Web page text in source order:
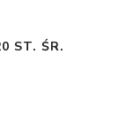
ST. ŚR.